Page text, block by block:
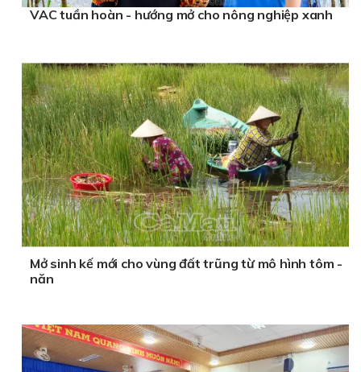
VAC tuần hoàn - hướng mở cho nông nghiệp xanh
Mở sinh kế mới cho vùng đất trũng từ mô hình tôm -
năn